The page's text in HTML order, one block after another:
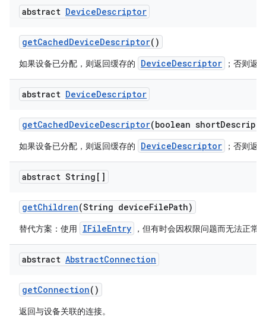
abstract DeviceDescriptor
getCachedDeviceDescriptor()
如果设备已分配，则返回缓存的 DeviceDescriptor ；否则返
abstract DeviceDescriptor
getCachedDeviceDescriptor(boolean short
如果设备已分配，则返回缓存的 DeviceDescriptor ；否则返
abstract String[]
getChildren(String deviceFilePath)
替代方案：使用 IFileEntry ，但有时会因权限问题而无法正常
abstract AbstractConnection
getConnection()
返回与设备关联的连接。